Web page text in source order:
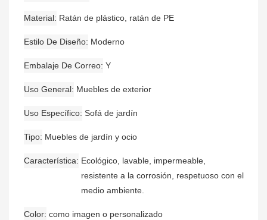
Material Ratán de plástico, ratán de PE
Estilo De Diseño Moderno
Embalaje De Correo Y
Uso General Muebles de exterior
Uso Específico Sofá de jardín
Tipo Muebles de jardín y ocio
Característica Ecológico, lavable, impermeable,
resistente a la corrosión, respetuoso con el
medio ambiente.
Color como imagen o personalizado